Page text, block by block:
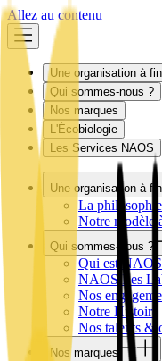
Allez au contenu
Une organisation à
Qui sommes-nous ?
Nos marques
L'Écobiologie
Les Services NAOS
Une organisation à
La
Notre modèle
Qui sommes-nous ?
Qui est
NAOS Les
Nos
Notre Histoire
Nos talents &
Nos marques